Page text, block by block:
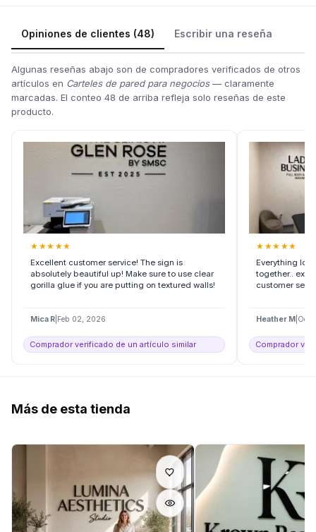
Opiniones de clientes (48) Escribir una reseña
Algunas reseñas abajo son de compradores verificados de otros
artículos en Carteles de pared para negocios— claramente
marcadas. El conteo 48 de arriba refleja solo reseñas de este
producto.
★ ★★ ★★
Excellent customer service! The sign is
absolutely beautiful up! Make sure to use clear
gorilla glue if you are putting on textured walls!
Mica R Feb 02, 2026
Comprador verificado de un artículo similar
★ ★★ ★★
Everything
together..
customer
Heather M Oct
Comprador
Más de esta tienda